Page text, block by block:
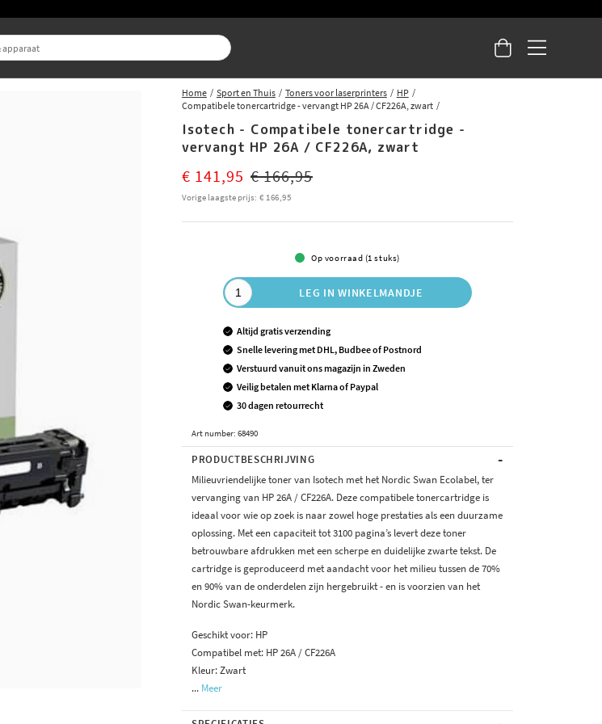
Home Sport en Thuis Toners voor laserprinters
HP
Compatibele tonercartridge - vervangt HP 26A / CF226A, zwart
Isotech - Compatibele tonercartridge -
vervangt HP 26A / CF226A, zwart
Current price :€ 141,95Previous price
€ 141,95 € 166,95
Vorige laagste prijs: Prijs:€ 166,95
€ 166,95
Op voorraad (1 stuks)
LEG IN WINKELMANDJE
Altijd gratis verzending
Snelle levering met DHL, Budbee of Postnord
Verstuurd vanuit ons magazijn in Zweden
Veilig betalen met Klarna of Paypal
30 dagen retourrecht
Art number: 68490
PRODUCTBESCHRIJVING -
Milieuvriendelijke toner van Isotech met het Nordic Swan Ecolabel, ter
vervanging van HP 26A / CF226A. Deze compatibele tonercartridge is
ideaal voor wie op zoek is naar zowel hoge prestaties als een duurzame
oplossing. Met een capaciteit tot 3100 pagina’s levert deze toner
betrouwbare afdrukken met een scherpe en duidelijke zwarte tekst. De
cartridge is geproduceerd met aandacht voor het milieu tussen de 70%
en 90% van de onderdelen zijn hergebruikt - en is voorzien van het
Nordic Swan-keurmerk.
Geschikt voor: HP
Compatibel met: HP 26A / CF226A
Kleur: Zwart
... Meer